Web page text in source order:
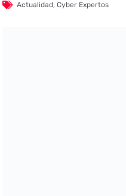
Actualidad,Cyber Expertos